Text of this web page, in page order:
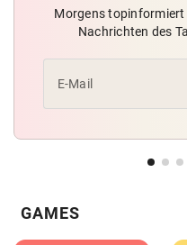
Morgens topinformiert
Nachrichten des
E-Mail
GAMES